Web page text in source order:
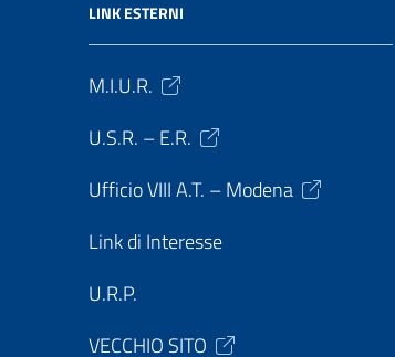
LINK ESTERNI
M.I.U.R.
U.S.R. – E.R.
Ufficio VIII A.T. – Modena
Link di Interesse
U.R.P.
VECCHIO SITO